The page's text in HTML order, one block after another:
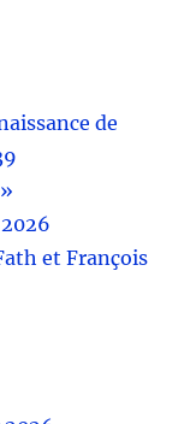
de
et François